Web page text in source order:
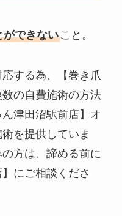
ができないこと。
する為、【巻き爪
の自費施術の方法
津田沼駅前店】オ
を提供していま
方は、諦める前に
にご相談くださ